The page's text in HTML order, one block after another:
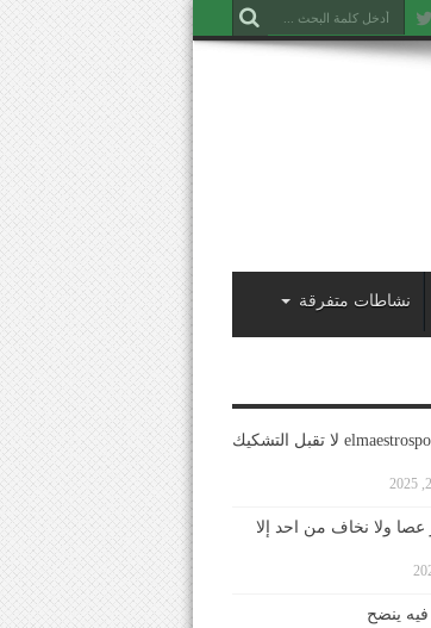
نشاطات متفرقة
مصداقية elmaestrosport لا تقبل التشكيك
ولا نخاف من احد إلا
فيه ينضح